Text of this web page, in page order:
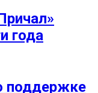
года
поддержке